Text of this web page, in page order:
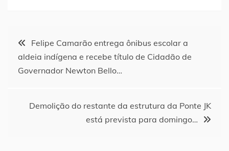
Navegação
de
Felipe Camarão entrega ônibus escolar a
aldeia indígena e recebe título de Cidadão de
Governador Newton Bello…
Demolição do restante da estrutura da Ponte JK
está prevista para domingo…